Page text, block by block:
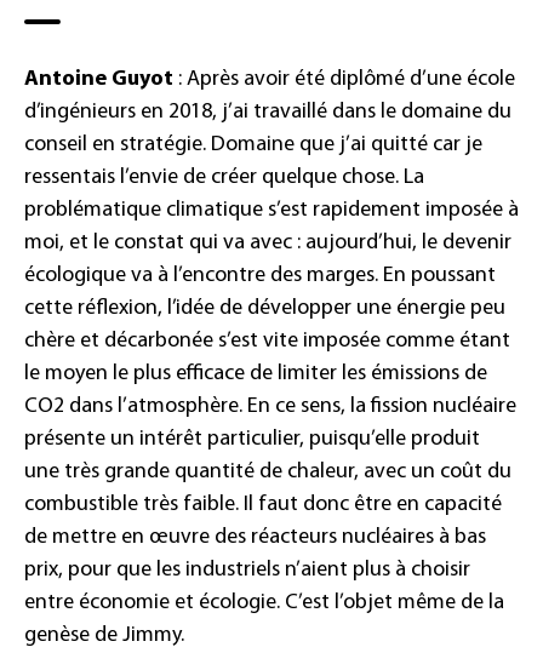
Antoine Guyot : Après avoir été diplômé d’une école
d’ingénieurs en 2018, j’ai travaillé dans le domaine du
conseil en stratégie. Domaine que j’ai quitté car je
ressentais l’envie de créer quelque chose. La
problématique climatique s’est rapidement imposée à
moi, et le constat qui va avec : aujourd’hui, le devenir
écologique va à l’encontre des marges. En poussant
cette réflexion, l’idée de développer une énergie peu
chère et décarbonée s’est vite imposée comme étant
le moyen le plus efficace de limiter les émissions de
CO2 dans l’atmosphère. En ce sens, la fission nucléaire
présente un intérêt particulier, puisqu’elle produit
une très grande quantité de chaleur, avec un coût du
combustible très faible. Il faut donc être en capacité
de mettre en œuvre des réacteurs nucléaires à bas
prix, pour que les industriels n’aient plus à choisir
entre économie et écologie. C’est l’objet même de la
genèse de Jimmy.